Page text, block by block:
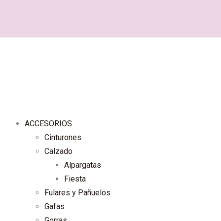
ACCESORIOS
Cinturones
Calzado
Alpargatas
Fiesta
Fulares y Pañuelos
Gafas